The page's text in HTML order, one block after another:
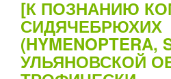
[К ПОЗНАНИЮ
СИДЯЧЕБРЮХИХ
(HYMENOPTERA,
УЛЬЯНОВСКОЙ